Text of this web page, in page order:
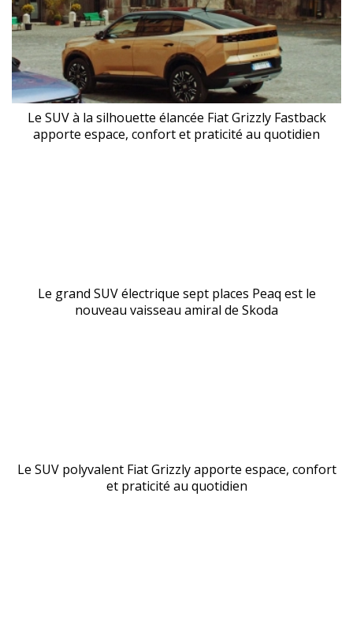
Le SUV à la silhouette élancée Fiat Grizzly Fastback
apporte espace, confort et praticité au quotidien
Le grand SUV électrique sept places Peaq est le
nouveau vaisseau amiral de Skoda
Le SUV polyvalent Fiat Grizzly apporte espace, confort
et praticité au quotidien